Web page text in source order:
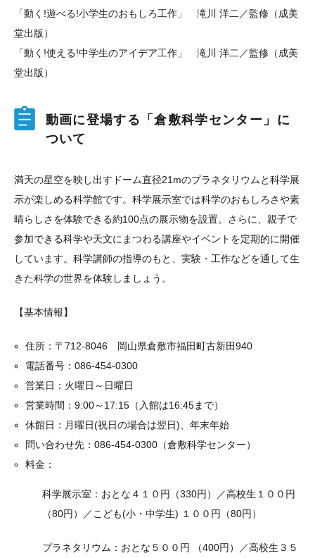
「動く!遊べる!小学生のおもしろ工作」 滝川 洋二／監修（成美
堂出版）
「動く!使える!中学生のアイデア工作」 滝川 洋二／監修（成美
堂出版）
動画に登場する「倉敷科学センター」に
ついて
満天の星空を映し出すドーム直径21mのプラネタリウムと科学展
示が楽しめる科学館です。科学展示室では科学のおもしろさや素
晴らしさを体験できる約100点の展示物を設置。さらに、親子で
参加できる科学や天文にまつわる講座やイベントを定期的に開催
しています。科学講師の指導のもと、実験・工作などを通して生
きた科学の世界を体験しましょう。
【基本情報】
住所：〒712-8046 岡山県倉敷市福田町古新田940
電話番号：086-454-0300
営業日：火曜日～日曜日
営業時間：9:00～17:15（入館は16:45まで）
休館日：月曜日(祝日の場合は翌日)、年末年始
問い合わせ先：086-454-0300（倉敷科学センター）
料金：
科学展示室：おとな４１０円（330円）／高校生１００円
（80円）／こども(小・中学生) １００円（80円）
プラネタリウム：おとな５００円 （400円）／高校生３５